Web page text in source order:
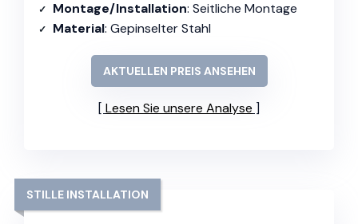
Montage/Installation: Seitliche Montage
Material: Gepinselter Stahl
AKTUELLEN PREIS ANSEHEN
Lesen Sie unsere Analyse
STILLE INSTALLATION